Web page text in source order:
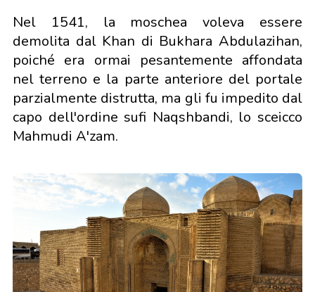
Nel 1541, la moschea voleva essere
demolita dal Khan di Bukhara Abdulazihan,
poiché era ormai pesantemente affondata
nel terreno e la parte anteriore del portale
parzialmente distrutta, ma gli fu impedito dal
capo dell'ordine sufi Naqshbandi, lo sceicco
Mahmudi A'zam.